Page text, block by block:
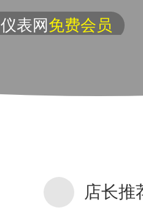
仪表网免费会员
店长推